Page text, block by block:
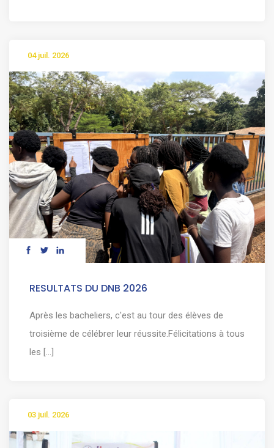
04 juil. 2026
RESULTATS DU DNB 2026
Après les bacheliers, c'est au tour des élèves de
troisième de célébrer leur réussite.Félicitations à tous
les [...]
03 juil. 2026